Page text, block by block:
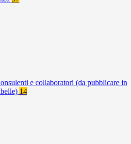
e collaboratori (da pubblicare in
14